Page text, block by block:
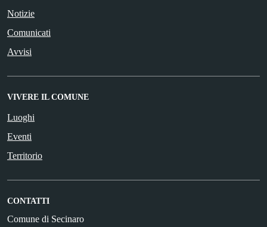
Notizie
Comunicati
Avvisi
VIVERE IL COMUNE
Luoghi
Eventi
Territorio
CONTATTI
Comune di Secinaro